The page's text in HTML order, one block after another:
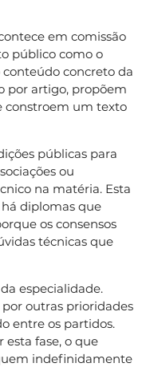
em comissão
público como o
conteúdo concreto da
por artigo, propõem
constroem um texto
públicas para
ou
na matéria. Esta
diplomas que
os consensos
técnicas que
especialidade.
outras prioridades
entre os partidos.
fase, o que
indefinidamente